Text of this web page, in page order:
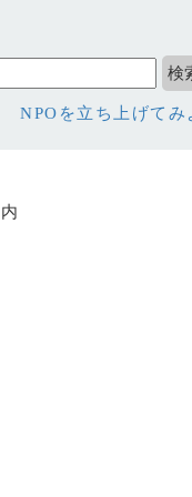
NPOを立ち上げてみ